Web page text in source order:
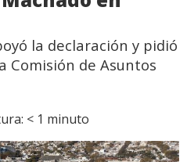
la declaración y pidió
Comisión de Asuntos
< 1 minuto